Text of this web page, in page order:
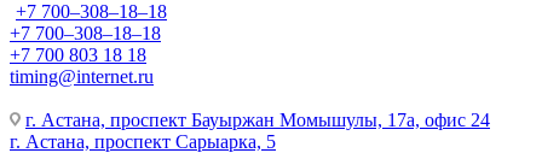
+7 700‒308‒18‒18
+7 700‒308‒18‒18
+7 700 803 18 18
timing@internet.ru
г. Астана, проспект Бауыржан Момышулы, 17а, офис 24
г. Астана, проспект Сарыарка, 5